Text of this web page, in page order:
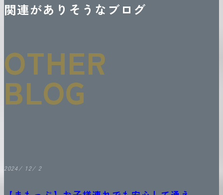
関連がありそうなブログ
OTHER
BLOG
2024/ 12/ 2